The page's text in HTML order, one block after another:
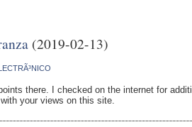
(2019-02-13)
there. I checked on the internet for
your views on this site.